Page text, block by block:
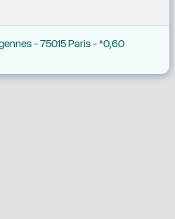
- 75015 Paris - *0,60